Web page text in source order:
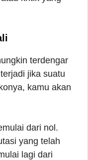
terdengar
jika suatu
kamu akan
dari nol.
yang telah
lagi dari